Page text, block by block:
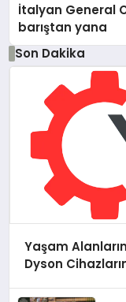
İtalyan General
barıştan yana
Son Dakika
Yaşam
Dyson